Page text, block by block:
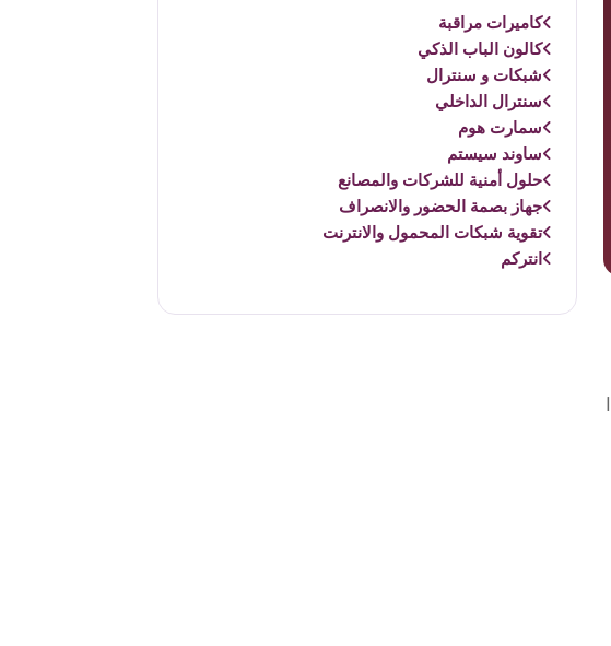
كاميرات مراقبة
كالون الباب الذكي
شبكات و سنترال
سنترال الداخلي
سمارت هوم
ساوند سيستم
حلول أمنية للشركات والمصانع
جهاز بصمة الحضور والانصراف
تقوية شبكات المحمول والانترنت
انتركم